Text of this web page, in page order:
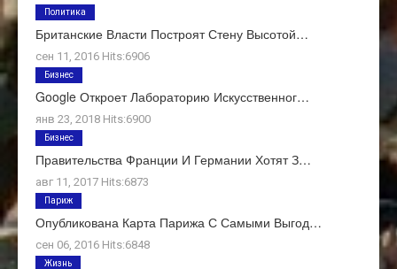
Британские Власти Построят Стену Высотой…
сен 11, 2016 Hits:6906
Политика
Google Откроет Лабораторию Искусственног…
янв 23, 2018 Hits:6900
Бизнес
Правительства Франции И Германии Хотят З…
авг 11, 2017 Hits:6873
Бизнес
Опубликована Карта Парижа С Самыми Выгод…
сен 06, 2016 Hits:6848
Париж
Жизнь